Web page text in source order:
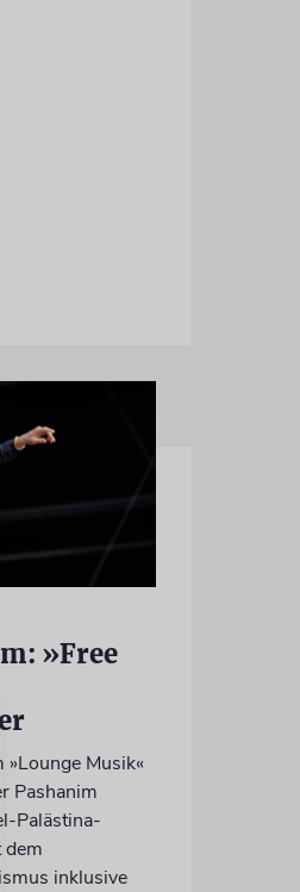
»Free
Musik«
Pashanim
Palästina-
dem
inklusive